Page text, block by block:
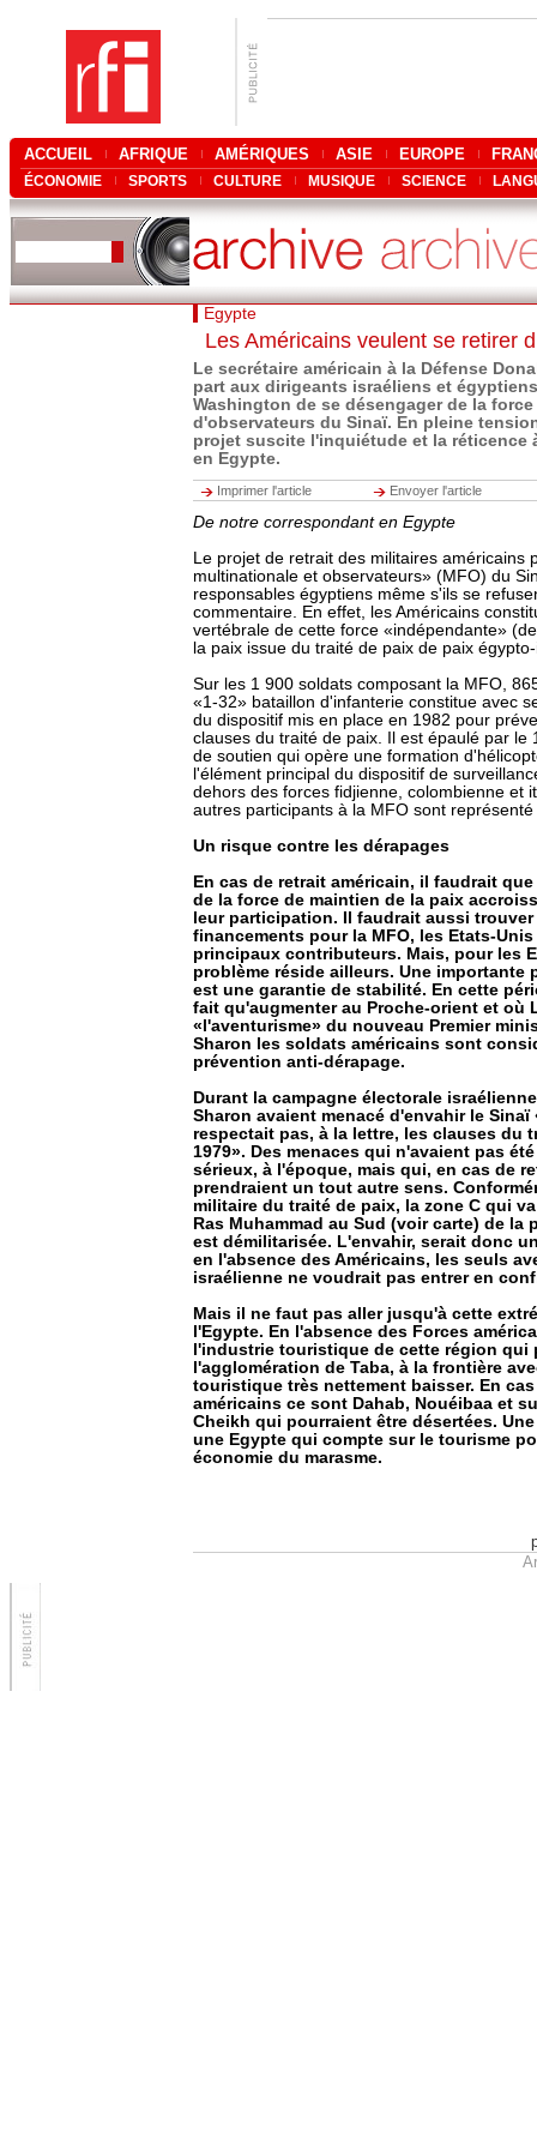
ACCUEIL AFRIQUE AMÉRIQUES ASIE EUROPE
ÉCONOMIE SPORTS CULTURE MUSIQUE SCIENCE
Egypte
Les Américains veulent se retirer
Le secrétaire américain à la Défense
part aux dirigeants israéliens et
Washington de se désengager de la
d'observateurs du Sinaï. En pleine
projet suscite l'inquiétude et la réticence
en Egypte.
Imprimer l'article Envoyer l'article
De notre correspondant en Egypte
Le projet de retrait des militaires américains
multinationale et observateurs» (MFO) du
responsables égyptiens même s'ils se
commentaire. En effet, les Américains
vertébrale de cette force «indépendante»
la paix issue du traité de paix de paix
Sur les 1 900 soldats composant la MFO,
«1-32» bataillon d'infanterie constitue avec
du dispositif mis en place en 1982 pour
clauses du traité de paix. Il est épaulé par le
de soutien qui opère une formation
l'élément principal du dispositif de
dehors des forces fidjienne, colombienne et
autres participants à la MFO sont
Un risque contre les dérapages
En cas de retrait américain, il faudrait
de la force de maintien de la paix
leur participation. Il faudrait aussi
financements pour la MFO, les Etats-
principaux contributeurs. Mais, pour les
problème réside ailleurs. Une importante
est une garantie de stabilité. En cette
fait qu'augmenter au Proche-orient et où
«l'aventurisme» du nouveau Premier
Sharon les soldats américains sont
prévention anti-dérapage.
Durant la campagne électorale
Sharon avaient menacé d'envahir le Sinaï
respectait pas, à la lettre, les clauses du
1979». Des menaces qui n'avaient pas
sérieux, à l'époque, mais qui, en cas de
prendraient un tout autre sens.
militaire du traité de paix, la zone C qui
Ras Muhammad au Sud (voir carte) de la
est démilitarisée. L'envahir, serait donc
en l'absence des Américains, les seuls
israélienne ne voudrait pas entrer en
Mais il ne faut pas aller jusqu'à cette
l'Egypte. En l'absence des Forces
l'industrie touristique de cette région qui
l'agglomération de Taba, à la frontière
touristique très nettement baisser. En
américains ce sont Dahab, Nouéibaa et
Cheikh qui pourraient être désertées.
une Egypte qui compte sur le tourisme
économie du marasme.